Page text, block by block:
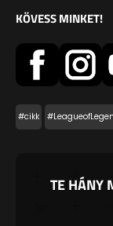
KÖVESS MINKET!
#cikk
TE HÁNY